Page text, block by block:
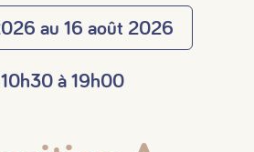
au 16 août 2026
à 19h00